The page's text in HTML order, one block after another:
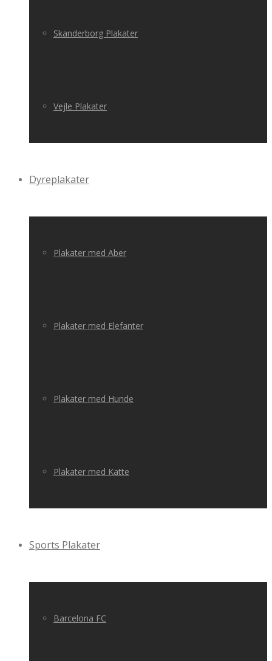
Skanderborg Plakater
Vejle Plakater
Dyreplakater
Plakater med Aber
Plakater med Elefanter
Plakater med Hunde
Plakater med Katte
Sports Plakater
Barcelona FC